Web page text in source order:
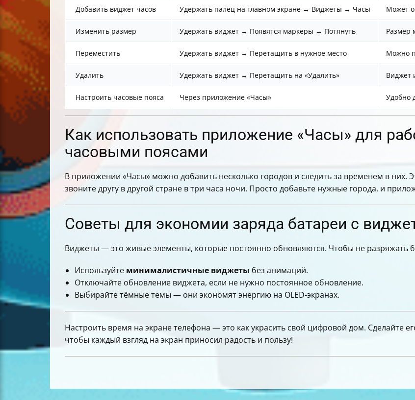
Добавить виджет часов Удержать палец на главном экране → Виджеты → Часы Может
Изменить размер Удержать виджет → Появятся маркеры → Потянуть Размер
Переместить Удержать виджет → Перетащить в нужное место Можно
Удалить Удержать виджет → Перетащить на «Удалить» Виджет
Настроить часовые пояса Через приложение «Часы» Удобно
Как использовать приложение «Часы» для
часовыми поясами
В приложении «Часы» можно добавить несколько городов и следить за временем в них.
звоните другу в другой стране в три часа ночи. Просто добавьте нужные города, и
Советы для экономии заряда батареи с
Виджеты — это живые элементы, которые постоянно обновляются. Чтобы не разряжать
Используйте минималистичные виджеты без анимаций.
Отключайте обновление виджета, если не нужно постоянное обновление.
Выбирайте тёмные темы — они экономят энергию на OLED-экранах.
Настроить время на экране телефона — это как украсить свой цифровой дом. Сделайте
чтобы каждый взгляд на экран приносил радость и пользу!